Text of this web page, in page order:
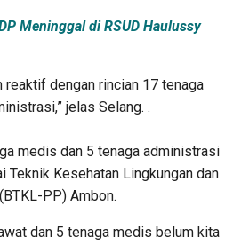
Meninggal di RSUD Haulussy
reaktif dengan rincian 17 tenaga
jelas Selang. .
medis dan 5 tenaga administrasi
Teknik Kesehatan Lingkungan dan
PP) Ambon.
dan 5 tenaga medis belum kita